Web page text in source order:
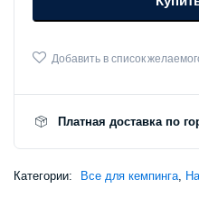
Добавить в список
Платная доставка по
Категории: Все для кемпинга,